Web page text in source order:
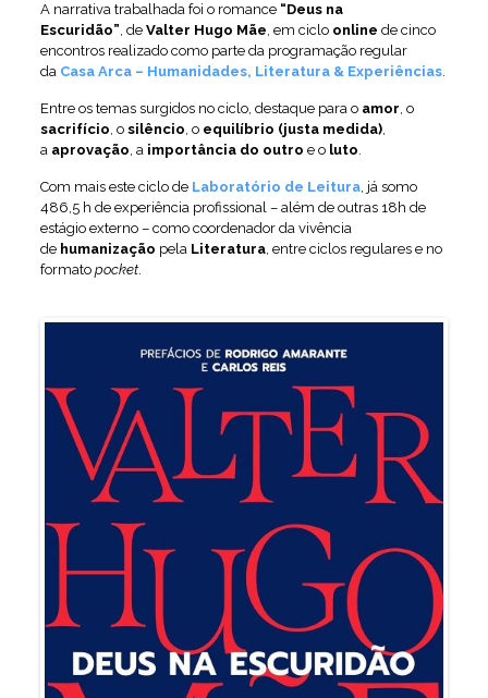
A narrativa trabalhada foi o romance “Deus na
Escuridão”, de Valter Hugo Mãe, em ciclo online de cinco
encontros realizado como parte da programação regular
da Casa Arca – Humanidades, Literatura & Experiências.
Entre os temas surgidos no ciclo, destaque para o amor, o
sacrifício, o silêncio, o equilíbrio (justa medida),
a aprovação, a importância do outro e o luto.
Com mais este ciclo de Laboratório de Leitura, já somo
486,5 h de experiência profissional – além de outras 18h de
estágio externo – como coordenador da vivência
de humanização pela Literatura, entre ciclos regulares e no
formato pocket.